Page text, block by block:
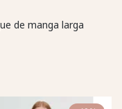
de manga larga